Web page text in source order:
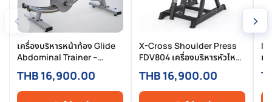
‹
เครื่องบริหารหน้าท้อง Glide
Abdominal Trainer –
THB 16,900.00
X-Cross Shoulder Press
FDV804 เครื่องบริหารหัวไหล่
ระดับ Commercial จาก HFT
Fitness
THB 16,900.00
เ
›